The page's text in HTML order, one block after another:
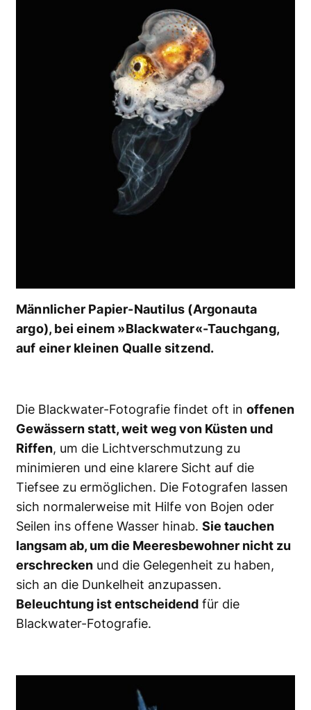
Männlicher Papier-Nautilus (Argonauta
argo), bei einem »Blackwater«-Tauchgang,
auf einer kleinen Qualle sitzend.
Die Blackwater-Fotografie findet oft in offenen
Gewässern statt, weit weg von Küsten und
Riffen, um die Lichtverschmutzung zu
minimieren und eine klarere Sicht auf die
Tiefsee zu ermöglichen. Die Fotografen lassen
sich normalerweise mit Hilfe von Bojen oder
Seilen ins offene Wasser hinab. Sie tauchen
langsam ab, um die Meeresbewohner nicht zu
erschrecken und die Gelegenheit zu haben,
sich an die Dunkelheit anzupassen.
Beleuchtung ist entscheidend für die
Blackwater-Fotografie.